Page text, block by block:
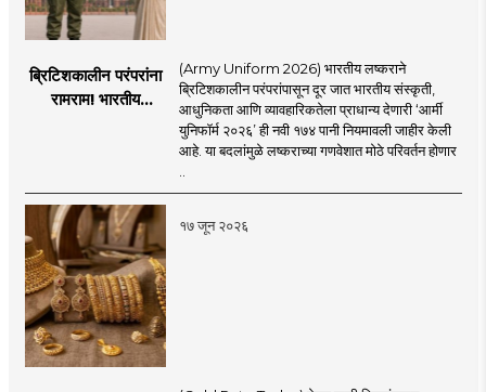
ब्रिटिशकालीन परंपरांना
रामराम! भारतीय
(Army Uniform 2026) भारतीय लष्कराने
ब्रिटिशकालीन परंपरांपासून दूर जात भारतीय संस्कृती,
आधुनिकता आणि व्यावहारिकतेला प्राधान्य देणारी ‘आर्मी
युनिफॉर्म २०२६’ ही नवी १७४ पानी नियमावली जाहीर केली
आहे. या बदलांमुळे लष्कराच्या गणवेशात मोठे परिवर्तन होणार
१७ जून २०२६